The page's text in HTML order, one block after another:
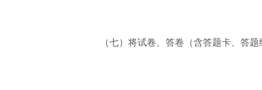
（七）将试卷、答卷（含答题卡、答